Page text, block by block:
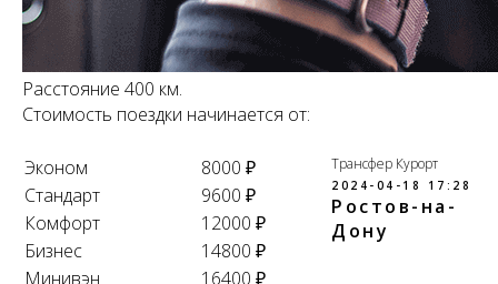
Расстояние 400 км.
Стоимость поездки начинается от:
Эконом
8000 ₽
Стандарт
9600 ₽
Комфорт
12000 ₽
Бизнес
14800 ₽
Минивэн
16400 ₽
Трансфер Курорт
2024-04-18 17:28
Ростов-на-
Дону